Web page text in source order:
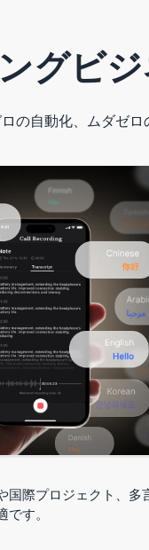
グビ
自動化、ムダゼロ
国際プロジェクト、多
す。